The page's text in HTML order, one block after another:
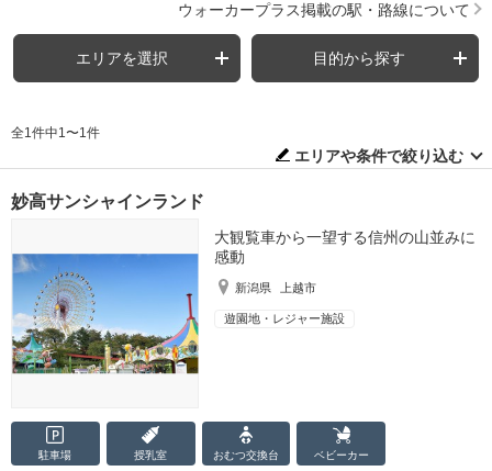
ウォーカープラス掲載の駅・路線について
エリアを選択 目的から探す
全1件中1〜1件
エリアや条件で絞り込む
妙高サンシャインランド
大観覧車から一望する信州の山並みに
感動
新潟県 上越市
遊園地・レジャー施設
駐車場 授乳室 おむつ交換台 ベビーカー